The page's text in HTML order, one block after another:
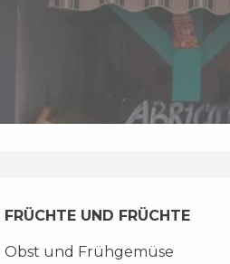
Beschreibung
FRÜCHTE UND FRÜCHTE
Obst und Frühgemüse